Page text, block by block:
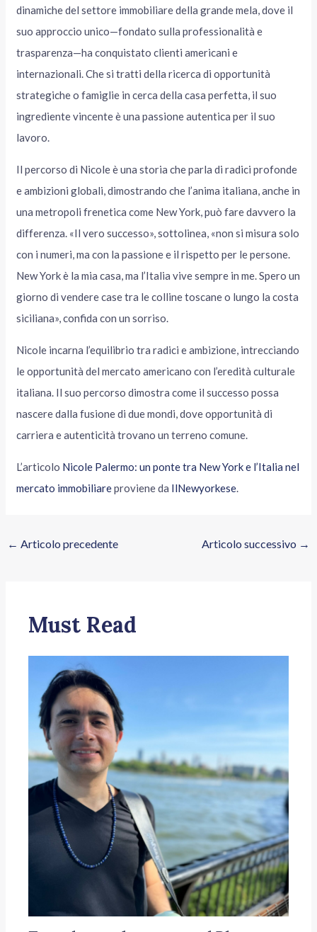
dinamiche del settore immobiliare della grande mela, dove il
suo approccio unico—fondato sulla professionalità e
trasparenza—ha conquistato clienti americani e
internazionali. Che si tratti della ricerca di opportunità
strategiche o famiglie in cerca della casa perfetta, il suo
ingrediente vincente è una passione autentica per il suo
lavoro.
Il percorso di Nicole è una storia che parla di radici profonde
e ambizioni globali, dimostrando che l’anima italiana, anche in
una metropoli frenetica come New York, può fare davvero la
differenza. «Il vero successo», sottolinea, «non si misura solo
con i numeri, ma con la passione e il rispetto per le persone.
New York è la mia casa, ma l’Italia vive sempre in me. Spero un
giorno di vendere case tra le colline toscane o lungo la costa
siciliana», confida con un sorriso.
Nicole incarna l’equilibrio tra radici e ambizione, intrecciando
le opportunità del mercato americano con l’eredità culturale
italiana. Il suo percorso dimostra come il successo possa
nascere dalla fusione di due mondi, dove opportunità di
carriera e autenticità trovano un terreno comune.
L’articolo Nicole Palermo: un ponte tra New York e l’Italia nel
mercato immobiliareproviene da IlNewyorkese.
← Articolo precedente Articolo successivo →
Must Read